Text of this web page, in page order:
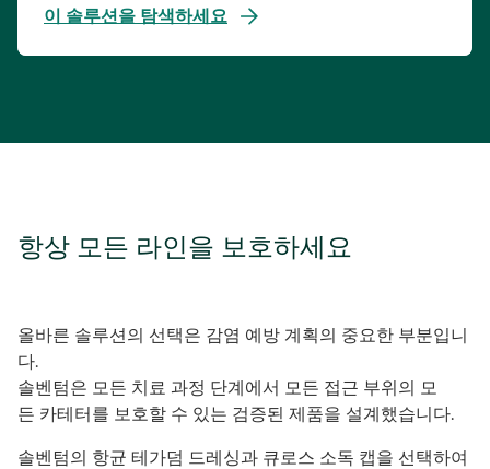
이 솔루션을 탐색하세요
항상 모든 라인을 보호하세요
올바른 솔루션의 선택은 감염 예방 계획의 중요한 부분입니
다.
솔벤텀은 모든 치료 과정 단계에서 모든 접근 부위의 모
든 카테터를 보호할 수 있는 검증된 제품을 설계했습니다.
솔벤텀의 항균 테가덤 드레싱과 큐로스 소독 캡을 선택하여